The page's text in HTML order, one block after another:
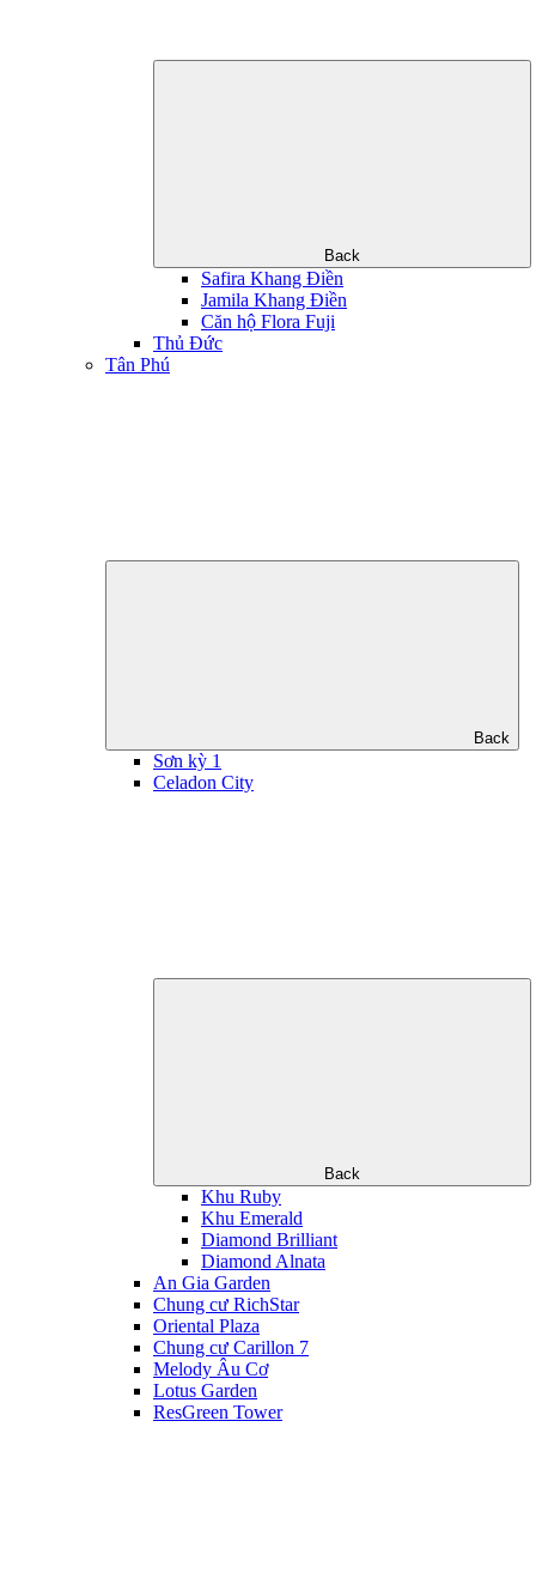
Back
Safira Khang Điền
Jamila Khang Điền
Căn hộ Flora Fuji
Thủ Đức
Tân Phú
Back
Sơn kỳ 1
Celadon City
Back
Khu Ruby
Khu Emerald
Diamond Brilliant
Diamond Alnata
An Gia Garden
Chung cư RichStar
Oriental Plaza
Chung cư Carillon 7
Melody Âu Cơ
Lotus Garden
ResGreen Tower